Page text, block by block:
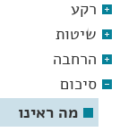
רקע
שיטות
הרחבה
סיכום
מה ראינו